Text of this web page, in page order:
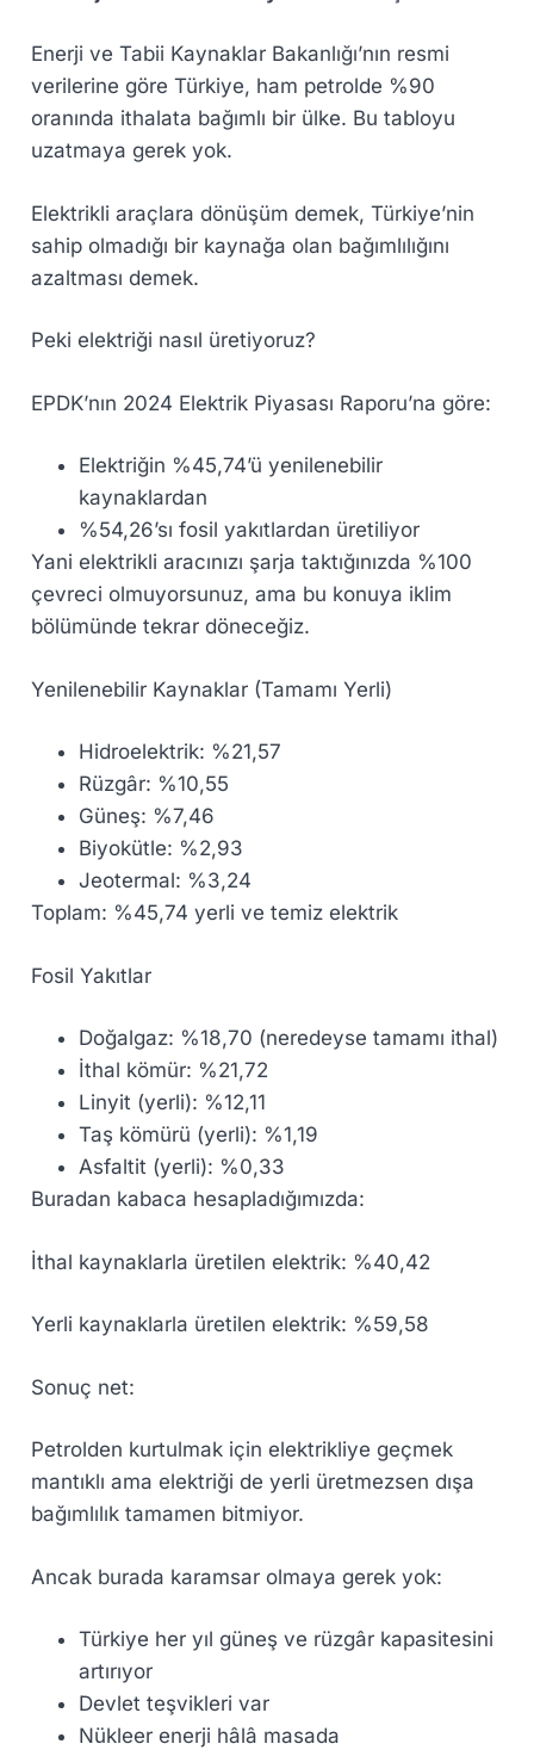
Enerji ve Tabii Kaynaklar Bakanlığı’nın resmi
verilerine göre Türkiye, ham petrolde %90
oranında ithalata bağımlı bir ülke. Bu tabloyu
uzatmaya gerek yok.
Elektrikli araçlara dönüşüm demek, Türkiye’nin
sahip olmadığı bir kaynağa olan bağımlılığını
azaltması demek.
Peki elektriği nasıl üretiyoruz?
EPDK’nın 2024 Elektrik Piyasası Raporu’na göre:
Elektriğin %45,74’ü yenilenebilir
kaynaklardan
%54,26’sı fosil yakıtlardan üretiliyor
Yani elektrikli aracınızı şarja taktığınızda %100
çevreci olmuyorsunuz, ama bu konuya iklim
bölümünde tekrar döneceğiz.
Yenilenebilir Kaynaklar (Tamamı Yerli)
Hidroelektrik: %21,57
Rüzgâr: %10,55
Güneş: %7,46
Biyokütle: %2,93
Jeotermal: %3,24
Toplam: %45,74 yerli ve temiz elektrik
Fosil Yakıtlar
Doğalgaz: %18,70 (neredeyse tamamı ithal)
İthal kömür: %21,72
Linyit (yerli): %12,11
Taş kömürü (yerli): %1,19
Asfaltit (yerli): %0,33
Buradan kabaca hesapladığımızda:
İthal kaynaklarla üretilen elektrik: %40,42
Yerli kaynaklarla üretilen elektrik: %59,58
Sonuç net:
Petrolden kurtulmak için elektrikliye geçmek
mantıklı ama elektriği de yerli üretmezsen dışa
bağımlılık tamamen bitmiyor.
Ancak burada karamsar olmaya gerek yok:
Türkiye her yıl güneş ve rüzgâr kapasitesini
artırıyor
Devlet teşvikleri var
Nükleer enerji hâlâ masada